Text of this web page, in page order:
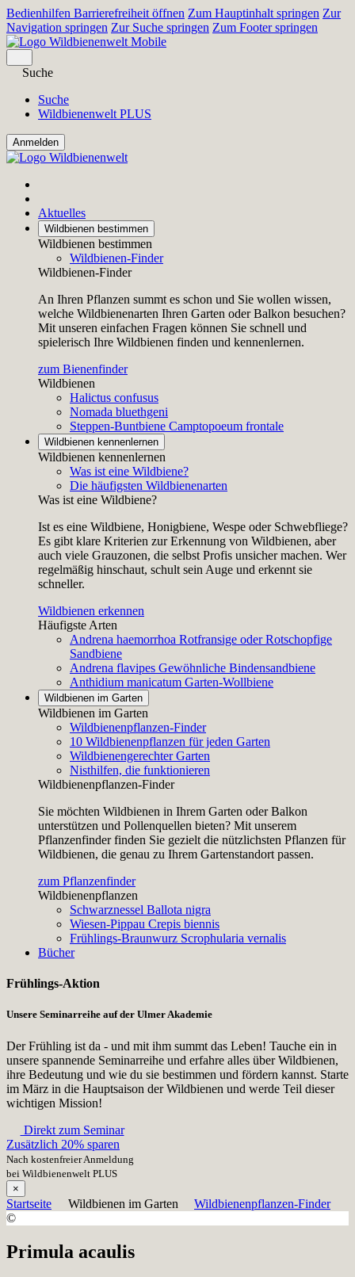
Bedienhilfen Barrierefreiheit öffnen Zum Hauptinhalt springen Zur
Navigation springen Zur Suche springen Zum Footer springen
Suche
Suche
Wildbienenwelt PLUS
Aktuelles
Wildbienen bestimmen
Wildbienen bestimmen
Wildbienen-Finder
Wildbienen-Finder
An Ihren Pflanzen summt es schon und Sie wollen wissen,
welche Wildbienenarten Ihren Garten oder Balkon besuchen?
Mit unseren einfachen Fragen können Sie schnell und
spielerisch Ihre Wildbienen finden und kennenlernen.
zum Bienenfinder
Wildbienen
Halictus confusus
Nomada bluethgeni
Steppen-Buntbiene Camptopoeum frontale
Wildbienen kennenlernen
Wildbienen kennenlernen
Was ist eine Wildbiene?
Die häufigsten Wildbienenarten
Was ist eine Wildbiene?
Ist es eine Wildbiene, Honigbiene, Wespe oder Schwebfliege?
Es gibt klare Kriterien zur Erkennung von Wildbienen, aber
auch viele Grauzonen, die selbst Profis unsicher machen. Wer
regelmäßig hinschaut, schult sein Auge und erkennt sie
schneller.
Wildbienen erkennen
Häufigste Arten
Andrena haemorrhoa Rotfransige oder Rotschopfige
Sandbiene
Andrena flavipes Gewöhnliche Bindensandbiene
Anthidium manicatum Garten-Wollbiene
Wildbienen im Garten
Wildbienen im Garten
Wildbienenpflanzen-Finder
10 Wildbienenpflanzen für jeden Garten
Wildbienengerechter Garten
Nisthilfen, die funktionieren
Wildbienenpflanzen-Finder
Sie möchten Wildbienen in Ihrem Garten oder Balkon
unterstützen und Pollenquellen bieten? Mit unserem
Pflanzenfinder finden Sie gezielt die nützlichsten Pflanzen für
Wildbienen, die genau zu Ihrem Gartenstandort passen.
zum Pflanzenfinder
Wildbienenpflanzen
Schwarznessel Ballota nigra
Wiesen-Pippau Crepis biennis
Frühlings-Braunwurz Scrophularia vernalis
Bücher
Frühlings-Aktion
Unsere Seminarreihe auf der Ulmer Akademie
Der Frühling ist da - und mit ihm summt das Leben! Tauche ein in
unsere spannende Seminarreihe und erfahre alles über Wildbienen,
ihre Bedeutung und wie du sie bestimmen und fördern kannst. Starte
im März in die Hauptsaison der Wildbienen und werde Teil dieser
wichtigen Mission!
Direkt zum Seminar
Zusätzlich 20% sparen
Nach kostenfreier Anmeldung
bei Wildbienenwelt PLUS
×
Startseite Wildbienen im Garten
Wildbienenpflanzen-Finder
©
Primula acaulis